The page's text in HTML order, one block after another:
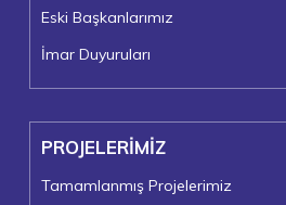
Eski Başkanlarımız
İmar Duyuruları
PROJELERİMİZ
Tamamlanmış Projelerimiz